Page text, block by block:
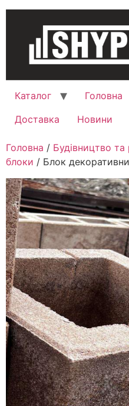
Каталог Головна
Доставка
Новини
Головна / Будівництво
блоки / Блок